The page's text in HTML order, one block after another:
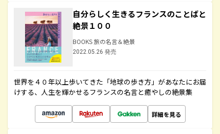
自分らしく生きるフランスのことばと
絶景１００
BOOKS 旅の名言＆絶景
2022.05.26 発売
世界を４０年以上歩いてきた「地球の歩き方」があなたにお届
けする、人生を輝かせるフランスの名言と癒やしの絶景集
詳細を見る